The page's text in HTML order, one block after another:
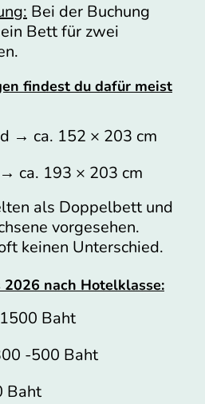
Bei der Buchung
Bett für zwei
findest du dafür meist
→ ca. 152 × 203 cm
ca. 193 × 203 cm
als Doppelbett und
vorgesehen.
keinen Unterschied.
2026 nach Hotelklasse:
Baht
-500 Baht
Baht